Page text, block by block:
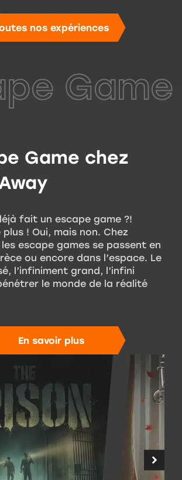
nos expériences
Game chez
fait un escape game ?!
plus ! Oui, mais non. Chez
escape games se passent en
ou encore dans l’espace. Le
l’infiniment grand, l’infini
le monde de la réalité
En savoir plus